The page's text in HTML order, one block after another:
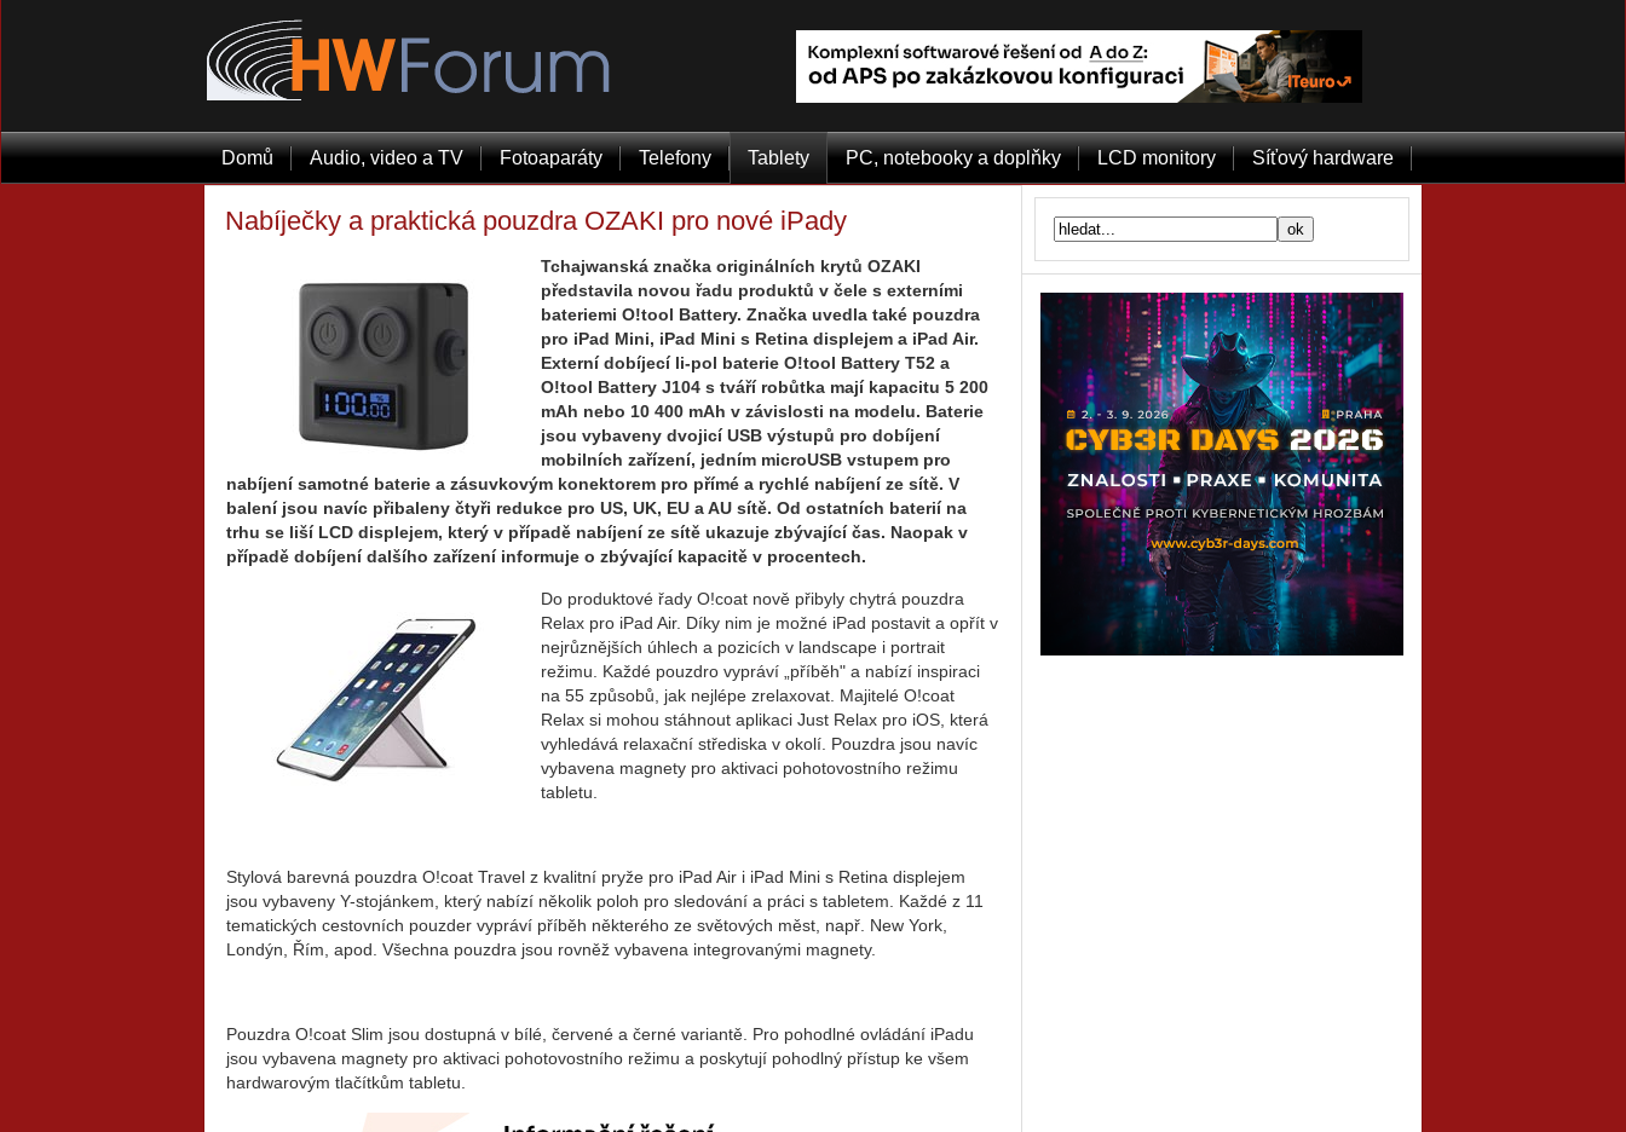
Domů Audio, video a TV Fotoaparáty Telefony Tablety PC, notebooky a doplňky LCD monitory Síťový hardware
Nabíječky a praktická pouzdra OZAKI pro nové iPady
Tchajwanská značka originálních krytů OZAKI
představila novou řadu produktů v čele s externími
bateriemi O!tool Battery. Značka uvedla také pouzdra
pro iPad Mini, iPad Mini s Retina displejem a iPad Air.
Externí dobíjecí li-pol baterie O!tool Battery T52 a
O!tool Battery J104 s tváří robůtka mají kapacitu 5 200
mAh nebo 10 400 mAh v závislosti na modelu. Baterie
jsou vybaveny dvojicí USB výstupů pro dobíjení
mobilních zařízení, jedním microUSB vstupem pro
nabíjení samotné baterie a zásuvkovým konektorem pro přímé a rychlé nabíjení ze sítě. V
balení jsou navíc přibaleny čtyři redukce pro US, UK, EU a AU sítě. Od ostatních baterií na
trhu se liší LCD displejem, který v případě nabíjení ze sítě ukazuje zbývající čas. Naopak v
případě dobíjení dalšího zařízení informuje o zbývající kapacitě v procentech.
Do produktové řady O!coat nově přibyly chytrá pouzdra
Relax pro iPad Air. Díky nim je možné iPad postavit a opřít v
nejrůznějších úhlech a pozicích v landscape i portrait
režimu. Každé pouzdro vypráví „příběh" a nabízí inspiraci
na 55 způsobů, jak nejlépe zrelaxovat. Majitelé O!coat
Relax si mohou stáhnout aplikaci Just Relax pro iOS, která
vyhledává relaxační střediska v okolí. Pouzdra jsou navíc
vybavena magnety pro aktivaci pohotovostního režimu
tabletu.
Stylová barevná pouzdra O!coat Travel z kvalitní pryže pro iPad Air i iPad Mini s Retina displejem
jsou vybaveny Y-stojánkem, který nabízí několik poloh pro sledování a práci s tabletem. Každé z 11
tematických cestovních pouzder vypráví příběh některého ze světových měst, např. New York,
Londýn, Řím, apod. Všechna pouzdra jsou rovněž vybavena integrovanými magnety.
Pouzdra O!coat Slim jsou dostupná v bílé, červené a černé variantě. Pro pohodlné ovládání iPadu
jsou vybavena magnety pro aktivaci pohotovostního režimu a poskytují pohodlný přístup ke všem
hardwarovým tlačítkům tabletu.